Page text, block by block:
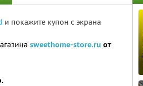
и покажите купон с экрана
sweethome-store.ru от